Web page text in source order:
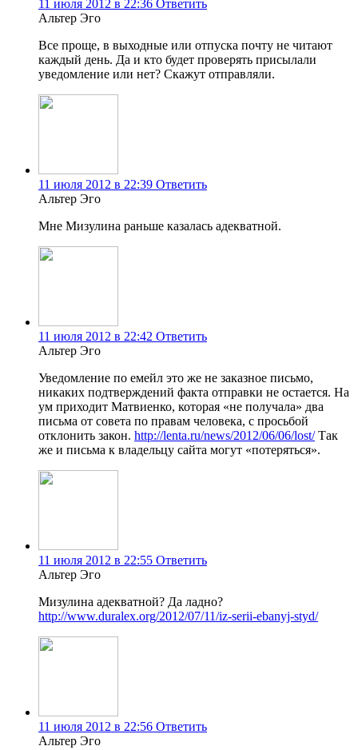
11 июля 2012 в 22:36 Ответить
Альтер Эго
Все проще, в выходные или отпуска почту не читают
каждый день. Да и кто будет проверять присылали
уведомление или нет? Скажут отправляли.
11 июля 2012 в 22:39 Ответить
Альтер Эго
Мне Мизулина раньше казалась адекватной.
11 июля 2012 в 22:42 Ответить
Альтер Эго
Уведомление по емейл это же не заказное письмо,
никаких подтверждений факта отправки не остается. На
ум приходит Матвиенко, которая «не получала» два
письма от совета по правам человека, с просьбой
отклонить закон. http://lenta.ru/news/2012/06/06/lost/Так
же и письма к владельцу сайта могут «потеряться».
11 июля 2012 в 22:55 Ответить
Альтер Эго
Мизулина адекватной? Да ладно?
http://www.duralex.org/2012/07/11/iz-serii-ebanyj-styd/
11 июля 2012 в 22:56 Ответить
Альтер Эго